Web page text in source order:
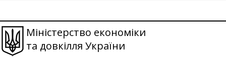
Міністерство економіки
та довкілля України